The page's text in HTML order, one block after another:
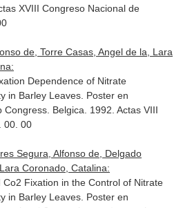
XVIII Congreso Nacional de
de, Torre Casas, Angel de la, Lara
Dependence of Nitrate
in Barley Leaves. Poster en
Congress. Belgica. 1992. Actas VIII
00. 00
Segura, Alfonso de, Delgado
Coronado, Catalina:
Co2 Fixation in the Control of Nitrate
in Barley Leaves. Poster en